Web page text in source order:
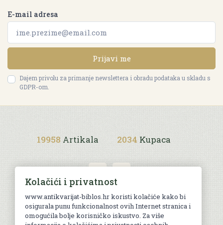
E-mail adresa
Prijavi me
Dajem privolu za primanje newslettera i obradu podataka u skladu s
GDPR-om.
19958 Artikala 2034 Kupaca
Uvjeti kupnje
Kolačići i privatnost
www.antikvarijat-biblos.hr koristi kolačiće kako bi
osigurala punu funkcionalnost ovih Internet stranica i
omogućila bolje korisničko iskustvo. Za više